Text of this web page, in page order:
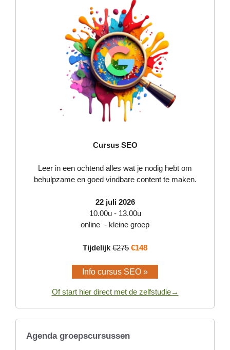
Cursus SEO
Leer in een ochtend alles wat je nodig hebt om
behulpzame en goed vindbare content te maken.
22 juli 2026
10.00u - 13.00u
online - kleine groep
Tijdelijk €275 €148
Info cursus SEO »
Of start hier direct met de zelfstudie→
Agenda groepscursussen